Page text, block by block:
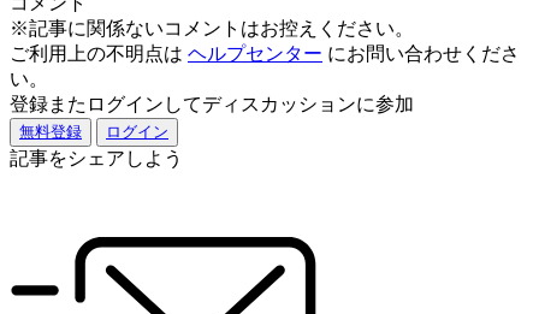
※記事に関係ないコメントはお控えください。
ご利用上の不明点は ヘルプセンター にお問い合わせくださ
い。
登録またログインしてディスカッションに参加
無料登録 ログイン
記事をシェアしよう